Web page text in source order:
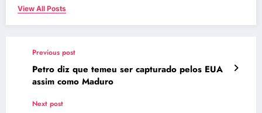
View All Posts
Previous post
Petro diz que temeu ser capturado pelos EUA
assim como Maduro
Next post